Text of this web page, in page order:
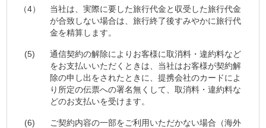
（4）
当社は、実際に要した旅行代金と収受した旅行代金
が合致しない場合は、旅行終了後すみやかに旅行代
金を精算します。
(5)
通信契約の解除によりお客様に取消料・違約料など
をお支払いいただくときは、当社はお客様が契約解
除の申し出をされたときに、提携会社のカードによ
り所定の伝票への署名無くして、取消料・違約料な
どのお支払いを受けます。
(6)
ご契約内容の一部をご利用いただかない場合（海外